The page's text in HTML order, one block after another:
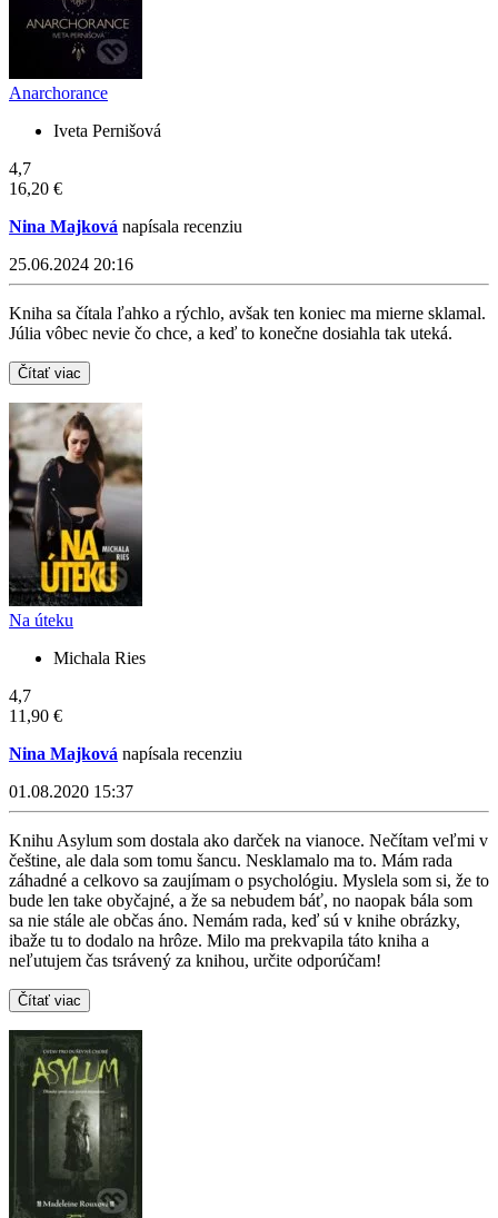
Anarchorance
Iveta Pernišová
4,7
16,20 €
Nina Majková napísala recenziu
25.06.2024 20:16
Kniha sa čítala ľahko a rýchlo, avšak ten koniec ma mierne sklamal.
Júlia vôbec nevie čo chce, a keď to konečne dosiahla tak uteká.
Čítať viac
Na úteku
Michala Ries
4,7
11,90 €
Nina Majková napísala recenziu
01.08.2020 15:37
Knihu Asylum som dostala ako darček na vianoce. Nečítam veľmi v
češtine, ale dala som tomu šancu. Nesklamalo ma to. Mám rada
záhadné a celkovo sa zaujímam o psychológiu. Myslela som si, že to
bude len take obyčajné, a že sa nebudem báť, no naopak bála som
sa nie stále ale občas áno. Nemám rada, keď sú v knihe obrázky,
ibaže tu to dodalo na hrôze. Milo ma prekvapila táto kniha a
neľutujem čas tsrávený za knihou, určite odporúčam!
Čítať viac